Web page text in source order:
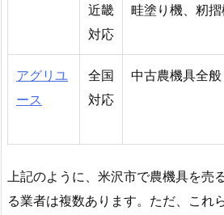
近畿
対応
畦塗り機、籾
アグリユ
ース
全国
対応
中古農機具全般
上記のように、米沢市で農機具を売
る業者は複数あります。ただ、これ